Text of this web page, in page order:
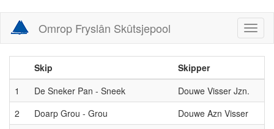
main
content
Omrop Fryslân Skûtsjepool
Skip
Skipper
1
De Sneker Pan - Sneek
Douwe Visser Jzn.
2
Doarp Grou - Grou
Douwe Azn Visser